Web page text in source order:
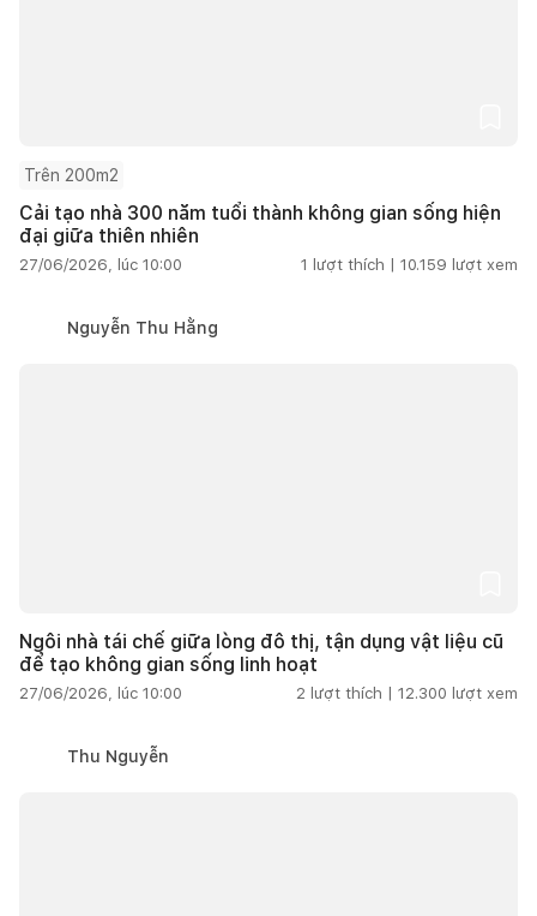
Trên 200m2
Cải tạo nhà 300 năm tuổi thành không gian sống hiện
đại giữa thiên nhiên
27/06/2026, lúc 10:00 1 lượt thích | 10.159 lượt xem
Nguyễn Thu Hằng
Ngôi nhà tái chế giữa lòng đô thị, tận dụng vật liệu cũ
để tạo không gian sống linh hoạt
27/06/2026, lúc 10:00 2 lượt thích | 12.300 lượt xem
Thu Nguyễn